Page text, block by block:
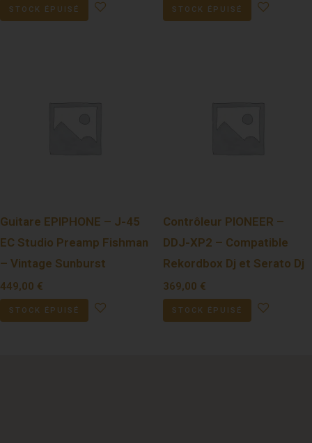
STOCK ÉPUISÉ STOCK ÉPUISÉ
Guitare EPIPHONE – J-45
EC Studio Preamp Fishman
– Vintage Sunburst
449,00 €
STOCK ÉPUISÉ
Contrôleur PIONEER –
DDJ-XP2 – Compatible
Rekordbox Dj et Serato Dj
369,00 €
STOCK ÉPUISÉ